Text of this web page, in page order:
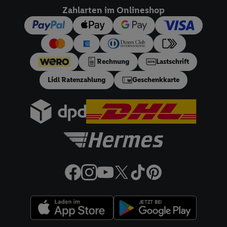
Zahlarten im Onlineshop
Rechnung Lastschrift
Lidl Ratenzahlung Geschenkkarte
dieser Werbeausspielungen.
Sofern Sie hier Ihre Zustimmung dazu erteilen und danach ein
Lidl Plus-Konto erstellen bzw. sich in Ihr bestehendes Lidl
Plus-Konto einloggen, kann darüber hinaus auch Ihre dort
angegebene E-Mail-Adresse von uns in gemeinsamer
Verantwortlichkeit mit einem der oben genannten Partner
verwendet werden, um daraus eine spezielle Online-Kennung
zu erstellen (die sogenannte EUID), die wir sodann ähnlich wie
die sogleich beschriebene Utiq-Kennung verwenden können,
um Sie in von Dritten betriebenen Diensten zu erkennen und
uns und einem der anderen oben genannten Partner auch Ihre
gemeinsamer Verantwortlichkeit verarbeitet.
Zudem erlauben Sie uns, der Utiq SA/NV („Utiq“) und
in den Lidl-Diensten einzusetzen. Utiq prüft zunächst anhand
Ihrer IP-Adresse, ob die Technologie für Sie verfügbar ist.